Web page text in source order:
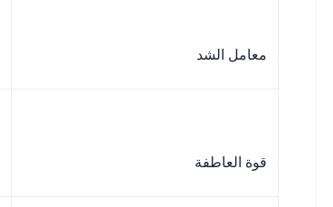
معامل الشد
قوة العاطفة